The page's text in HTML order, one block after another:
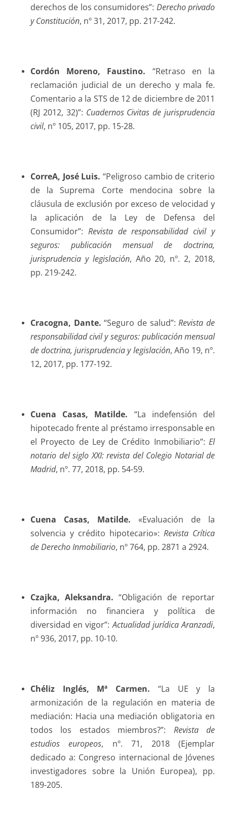
derechos de los consumidores”: Derecho privado
y Constitución, nº 31, 2017, pp. 217-242.
Cordón Moreno, Faustino. “Retraso en la
reclamación judicial de un derecho y mala fe.
Comentario a la STS de 12 de diciembre de 2011
(RJ 2012, 32)”: Cuadernos Civitas de jurisprudencia
civil, nº 105, 2017, pp. 15-28.
CorreA, José Luis. “Peligroso cambio de criterio
de la Suprema Corte mendocina sobre la
cláusula de exclusión por exceso de velocidad y
la aplicación de la Ley de Defensa del
Consumidor”: Revista de responsabilidad civil y
seguros: publicación mensual de doctrina,
jurisprudencia y legislación, Año 20, nº. 2, 2018,
pp. 219-242.
Cracogna, Dante. “Seguro de salud”:Revista de
responsabilidad civil y seguros: publicación mensual
de doctrina, jurisprudencia y legislación, Año 19, nº.
12, 2017, pp. 177-192.
Cuena Casas, Matilde. “La indefensión del
hipotecado frente al préstamo irresponsable en
el Proyecto de Ley de Crédito Inmobiliario”: El
notario del siglo XXI: revista del Colegio Notarial de
Madrid, nº. 77, 2018, pp. 54-59.
Cuena Casas, Matilde. «Evaluación de la
solvencia y crédito hipotecario»: Revista Crítica
de Derecho Inmobiliario, nº 764, pp. 2871 a 2924.
Czajka, Aleksandra. “Obligación de reportar
información no financiera y política de
diversidad en vigor”:Actualidad jurídica Aranzadi,
nº 936, 2017, pp. 10-10.
Chéliz Inglés, Mª Carmen. “La UE y la
armonización de la regulación en materia de
mediación: Hacia una mediación obligatoria en
todos los estados miembros?”: Revista de
estudios europeos, nº. 71, 2018 (Ejemplar
dedicado a: Congreso internacional de Jóvenes
investigadores sobre la Unión Europea), pp.
189-205.